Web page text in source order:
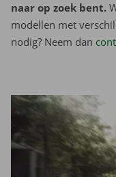
naar op zoek bent.
modellen met
nodig? Neem dan